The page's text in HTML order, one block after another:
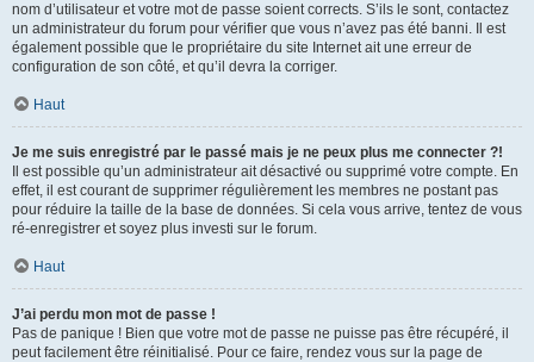
nom d’utilisateur et votre mot de passe soient corrects. S’ils le sont, contactez
un administrateur du forum pour vérifier que vous n’avez pas été banni. Il est
également possible que le propriétaire du site Internet ait une erreur de
configuration de son côté, et qu’il devra la corriger.
Haut
Je me suis enregistré par le passé mais je ne peux plus me connecter ?!
Il est possible qu’un administrateur ait désactivé ou supprimé votre compte. En
effet, il est courant de supprimer régulièrement les membres ne postant pas
pour réduire la taille de la base de données. Si cela vous arrive, tentez de vous
ré-enregistrer et soyez plus investi sur le forum.
Haut
J’ai perdu mon mot de passe !
Pas de panique ! Bien que votre mot de passe ne puisse pas être récupéré, il
peut facilement être réinitialisé. Pour ce faire, rendez vous sur la page de